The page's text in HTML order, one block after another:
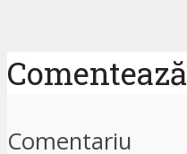
Comentează
Comentariu